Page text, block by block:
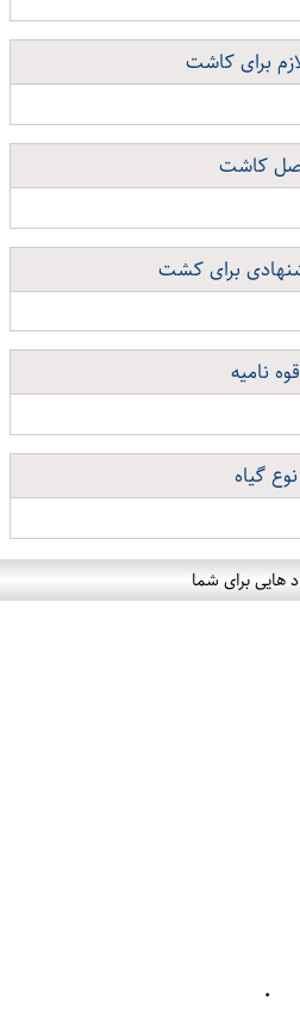
برای کاشت
کاشت
برای کشت
قوه نامیه
نوع گیاه
هایی برای شما
۰